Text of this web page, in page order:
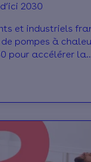
2030
et industriels
de pompes à
pour accélérer la